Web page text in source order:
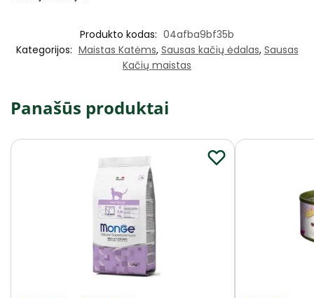
Produkto kodas: 04afba9bf35b
Kategorijos: Maistas Katėms, Sausas kačių ėdalas, Sausas
Kačių maistas
Panašūs produktai